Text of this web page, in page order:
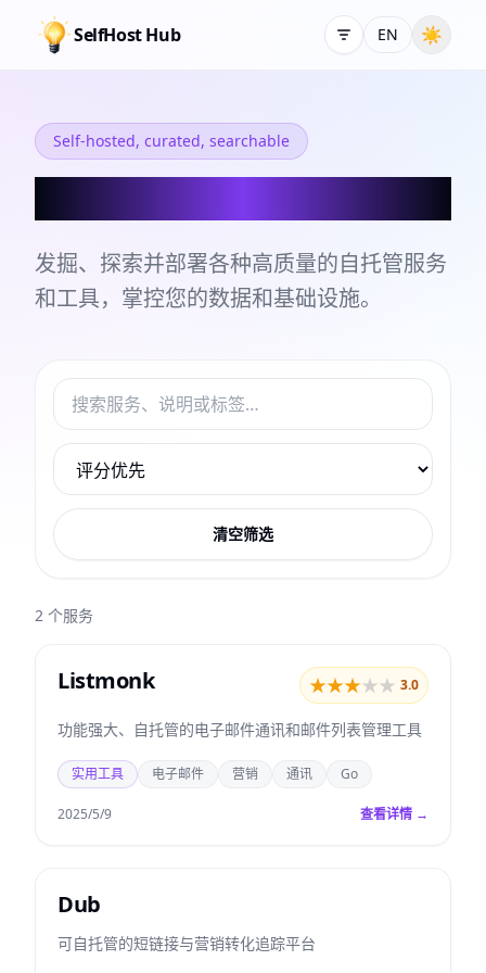
SelfHost Hub EN ☀
Self-hosted, curated, searchable
发掘、探索并部署各种高质量的自托管服务
和工具，掌控您的数据和基础设施。
清空筛选
2 个服务
Listmonk ★★★★★ 3.0
功能强大、自托管的电子邮件通讯和邮件列表管理工具
实用工具 电子邮件 营销 通讯 Go
2025/5/9 查看详情 →
Dub
可自托管的短链接与营销转化追踪平台